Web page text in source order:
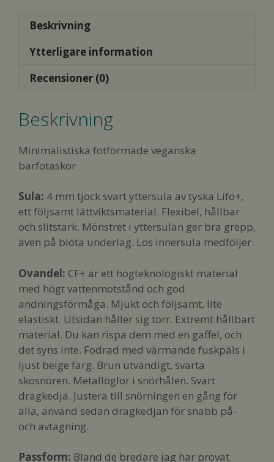
Boots
Beskrivning
Ytterligare information
Recensioner (0)
Beskrivning
Minimalistiska fotformade veganska
barfotaskor
Sula: 4 mm tjock svart yttersula av tyska Lifo+,
ett följsamt lättviktsmaterial. Flexibel, hållbar
och slitstark. Mönstret i yttersulan ger bra grepp,
även på blöta underlag. Lös innersula medföljer.
Ovandel: CF+ är ett högteknologiskt material
med högt vattenmotstånd och god
andningsförmåga. Mjukt och följsamt, lite
elastiskt. Utsidan håller sig torr. Extremt hållbart
material. Du kan rispa dem med en gaffel, och
det syns inte. Fodrad med värmande fuskpäls i
ljust beige färg. Brun utvändigt, svarta
skosnören. Metallöglor i snörhålen. Svart
dragkedja. Justera till snörningen en gång för
alla, använd sedan dragkedjan för snabb på-
och avtagning.
Passform: Bland de bredare jag har provat.